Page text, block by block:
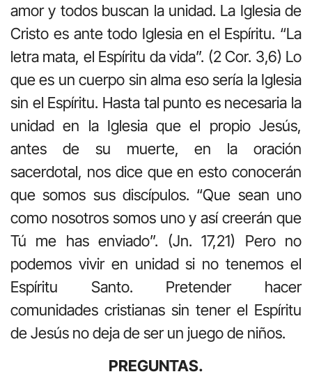
amor y todos buscan la unidad. La Iglesia de
Cristo es ante todo Iglesia en el Espíritu. “La
letra mata, el Espíritu da vida”. (2 Cor. 3,6) Lo
que es un cuerpo sin alma eso sería la Iglesia
sin el Espíritu. Hasta tal punto es necesaria la
unidad en la Iglesia que el propio Jesús,
antes de su muerte, en la oración
sacerdotal, nos dice que en esto conocerán
que somos sus discípulos. “Que sean uno
como nosotros somos uno y así creerán que
Tú me has enviado”. (Jn. 17,21) Pero no
podemos vivir en unidad si no tenemos el
Espíritu Santo. Pretender hacer
comunidades cristianas sin tener el Espíritu
de Jesús no deja de ser un juego de niños.
PREGUNTAS.